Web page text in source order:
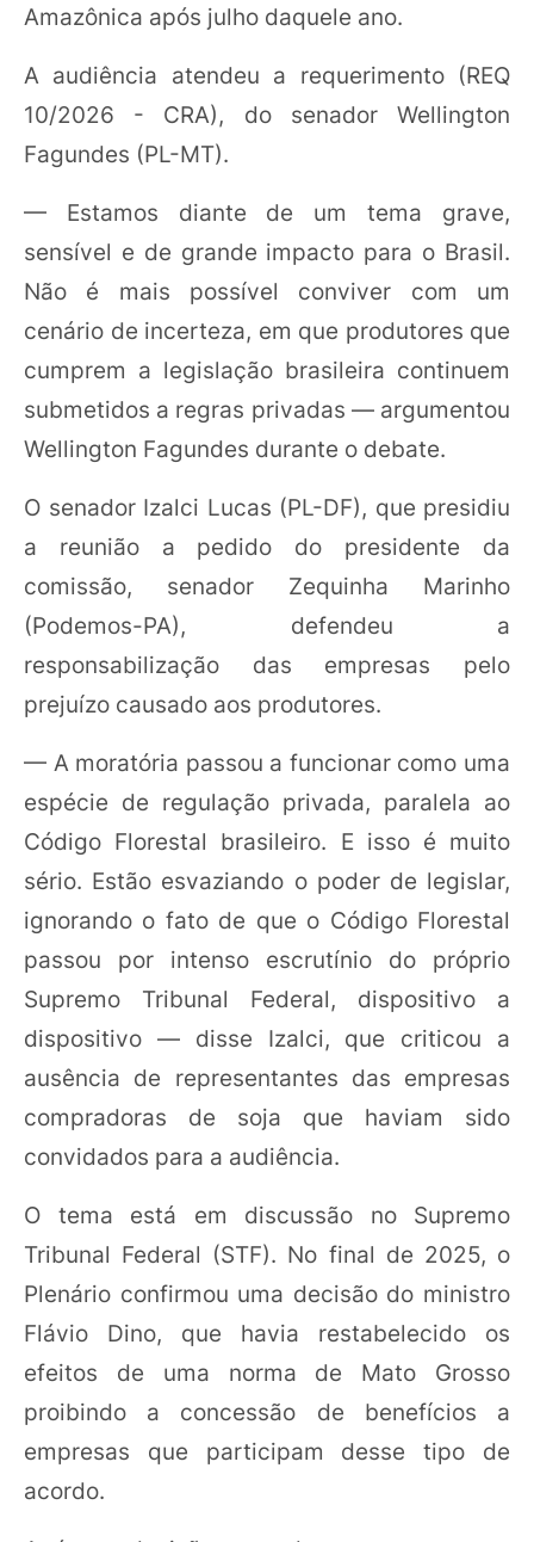
Amazônica após julho daquele ano.
A audiência atendeu a requerimento (REQ
10/2026 - CRA), do senador Wellington
Fagundes (PL-MT).
— Estamos diante de um tema grave,
sensível e de grande impacto para o Brasil.
Não é mais possível conviver com um
cenário de incerteza, em que produtores que
cumprem a legislação brasileira continuem
submetidos a regras privadas — argumentou
Wellington Fagundes durante o debate.
O senador Izalci Lucas (PL-DF), que presidiu
a reunião a pedido do presidente da
comissão, senador Zequinha Marinho
(Podemos-PA), defendeu a
responsabilização das empresas pelo
prejuízo causado aos produtores.
— A moratória passou a funcionar como uma
espécie de regulação privada, paralela ao
Código Florestal brasileiro. E isso é muito
sério. Estão esvaziando o poder de legislar,
ignorando o fato de que o Código Florestal
passou por intenso escrutínio do próprio
Supremo Tribunal Federal, dispositivo a
dispositivo — disse Izalci, que criticou a
ausência de representantes das empresas
compradoras de soja que haviam sido
convidados para a audiência.
O tema está em discussão no Supremo
Tribunal Federal (STF). No final de 2025, o
Plenário confirmou uma decisão do ministro
Flávio Dino, que havia restabelecido os
efeitos de uma norma de Mato Grosso
proibindo a concessão de benefícios a
empresas que participam desse tipo de
acordo.